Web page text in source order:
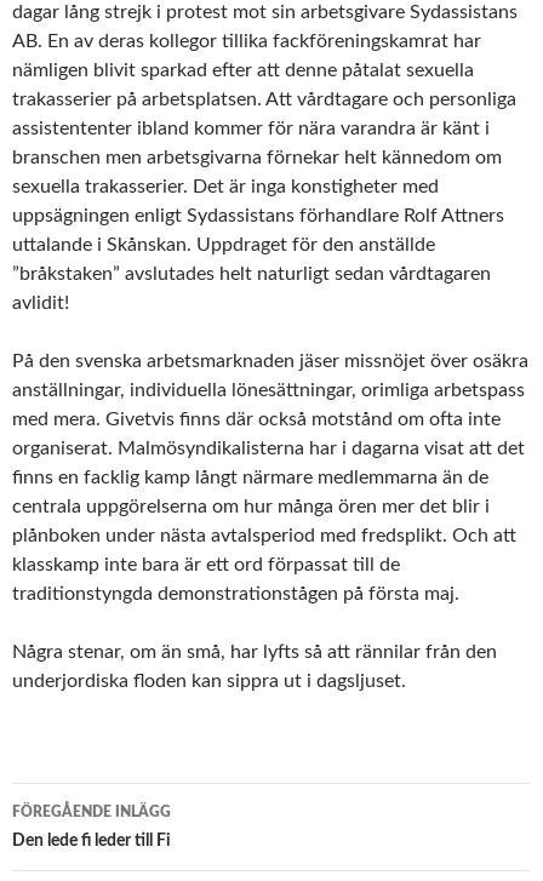
dagar lång strejk i protest mot sin arbetsgivare Sydassistans
AB. En av deras kollegor tillika fackföreningskamrat har
nämligen blivit sparkad efter att denne påtalat sexuella
trakasserier på arbetsplatsen. Att vårdtagare och personliga
assistententer ibland kommer för nära varandra är känt i
branschen men arbetsgivarna förnekar helt kännedom om
sexuella trakasserier. Det är inga konstigheter med
uppsägningen enligt Sydassistans förhandlare Rolf Attners
uttalande i Skånskan. Uppdraget för den anställde
”bråkstaken” avslutades helt naturligt sedan vårdtagaren
avlidit!
På den svenska arbetsmarknaden jäser missnöjet över osäkra
anställningar, individuella lönesättningar, orimliga arbetspass
med mera. Givetvis finns där också motstånd om ofta inte
organiserat. Malmösyndikalisterna har i dagarna visat att det
finns en facklig kamp långt närmare medlemmarna än de
centrala uppgörelserna om hur många ören mer det blir i
plånboken under nästa avtalsperiod med fredsplikt. Och att
klasskamp inte bara är ett ord förpassat till de
traditionstyngda demonstrationstågen på första maj.
Några stenar, om än små, har lyfts så att rännilar från den
underjordiska floden kan sippra ut i dagsljuset.
Inläggsnavigering
FÖREGÅENDE INLÄGG
Den lede fi leder till Fi